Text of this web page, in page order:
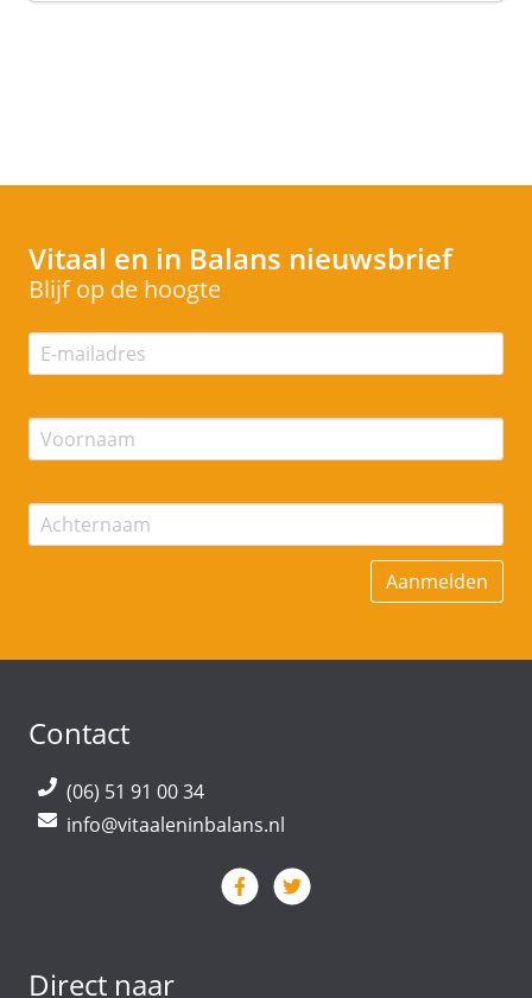
Vitaal en in Balans nieuwsbrief
Blijf op de hoogte
Contact
(06) 51 91 00 34
info@vitaaleninbalans.nl
Direct naar